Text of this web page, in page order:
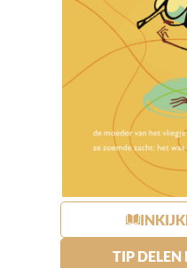
TIP DELEN